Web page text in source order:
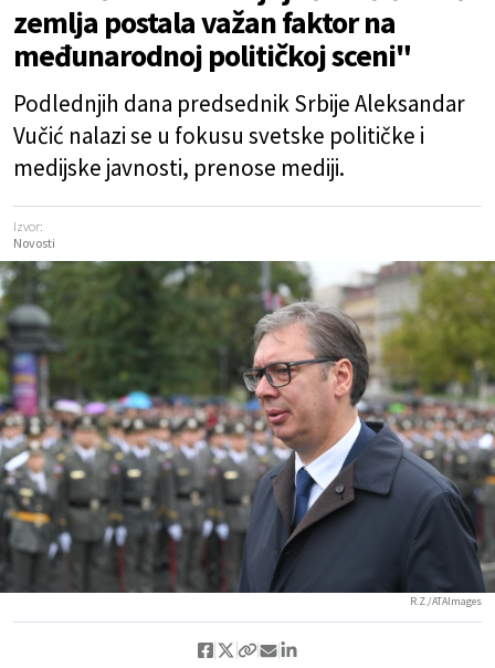
zemlja postala važan faktor na
međunarodnoj političkoj sceni"
Podlednjih dana predsednik Srbije Aleksandar
Vučić nalazi se u fokusu svetske političke i
medijske javnosti, prenose mediji.
Izvor:
Novosti
R.Z./ATAImages